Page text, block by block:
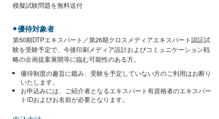
模擬試験問題を無料送付
優待対象者
第50期DTPエキスパート／第26期クロスメディアエキスパート認証試
験を受験予定で、今後印刷メディア設計およびコミュニケーション戦
略の企画提案展開等に臨む可能性のある方。
優待制度の趣旨に鑑み、受験を予定していない方のご利用はお断り
いたします。
お申込みには、ご紹介者となるエキスパート有資格者のエキスパー
トIDおよびお名前が必要となります。